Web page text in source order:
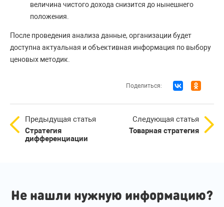
величина чистого дохода снизится до нынешнего
положения.
После проведения анализа данные, организации будет
доступна актуальная и объективная информация по выбору
ценовых методик.
Поделиться:
Предыдущая статья
Стратегия
дифференциации
Следующая статья
Товарная стратегия
Не нашли нужную информацию?